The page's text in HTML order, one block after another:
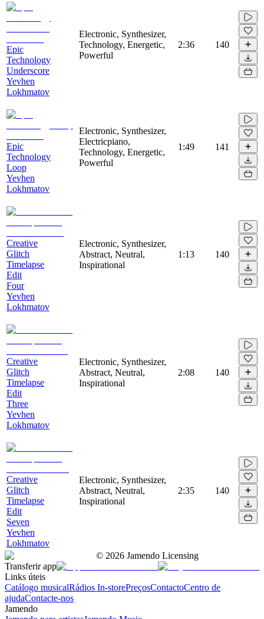
Epic
Technology
Underscore
Yevhen
Lokhmatov
Electronic, Synthesizer,
Technology, Energetic,
Powerful
2:36 140
Epic
Technology
Loop
Yevhen
Lokhmatov
Electronic, Synthesizer,
Electricpiano,
Technology, Energetic,
Powerful
1:49 141
Creative
Glitch
Timelapse
Edit
Four
Yevhen
Lokhmatov
Electronic, Synthesizer,
Abstract, Neutral,
Inspirational
1:13 140
Creative
Glitch
Timelapse
Edit
Three
Yevhen
Lokhmatov
Electronic, Synthesizer,
Abstract, Neutral,
Inspirational
2:08 140
Creative
Glitch
Timelapse
Edit
Seven
Yevhen
Lokhmatov
Electronic, Synthesizer,
Abstract, Neutral,
Inspirational
2:35 140
© 2026 Jamendo Licensing
Transferir app
Links úteis
Catálogo musicalRádios In-storePreçosContactoCentro de
ajudaContacte-nos
Jamendo